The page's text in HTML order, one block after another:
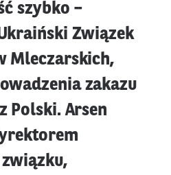
szybko –
Związek
Mleczarskich,
zakazu
Polski. Arsen